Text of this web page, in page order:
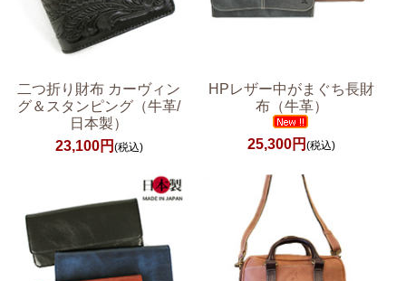
二つ折り財布 カーヴィン
グ＆スタンピング（牛革/
日本製）
23,100円 (税込)
HPレザー中がまぐち長財
布（牛革）
25,300円(税込)